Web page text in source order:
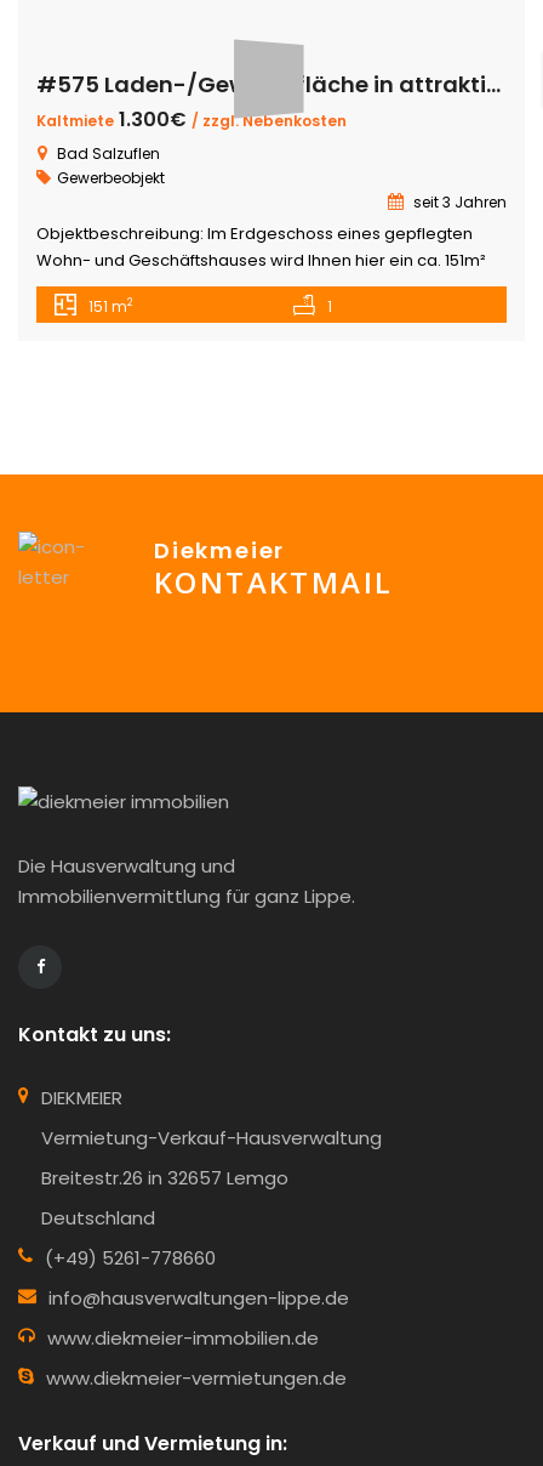
#575 Laden-/Gewerbefläche in attraktiver Lage – Bad Salzuflen-Knetterheide
Kaltmiete 1.300€ / zzgl. Nebenkosten
Bad Salzuflen
Gewerbeobjekt
seit 3 Jahren
Objektbeschreibung: Im Erdgeschoss eines gepflegten
Wohn- und Geschäftshauses wird Ihnen hier ein ca. 151m²
großes Ladenlokal in attraktiver Lage angeboten. Das
Geschäftshaus befindet sich in direkter Straßenlage an der
151 m2 1
Diekmeier
KONTAKTMAIL
Die Hausverwaltung und
Immobilienvermittlung für ganz Lippe.
Kontakt zu uns:
DIEKMEIER
Vermietung-Verkauf-Hausverwaltung
Breitestr.26 in 32657 Lemgo
Deutschland
(+49) 5261-778660
info@hausverwaltungen-lippe.de
www.diekmeier-immobilien.de
www.diekmeier-vermietungen.de
Verkauf und Vermietung in: